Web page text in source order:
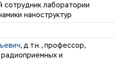
сотрудник лаборатории
наноструктур
, д.т.н., профессор,
и